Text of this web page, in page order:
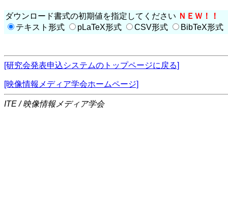
ダウンロード書式の初期値を指定してください ＮＥＷ！！
テキスト形式
pLaTeX形式 CSV形式 BibTeX形式
[研究会発表申込システムのトップページに戻る]
[映像情報メディア学会ホームページ]
ITE / 映像情報メディア学会